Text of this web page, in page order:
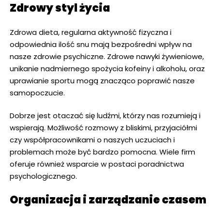
Zdrowy styl życia
Zdrowa dieta, regularna aktywność fizyczna i
odpowiednia ilość snu mają bezpośredni wpływ na
nasze zdrowie psychiczne. Zdrowe nawyki żywieniowe,
unikanie nadmiernego spożycia kofeiny i alkoholu, oraz
uprawianie sportu mogą znacząco poprawić nasze
samopoczucie.
Dobrze jest otaczać się ludźmi, którzy nas rozumieją i
wspierają. Możliwość rozmowy z bliskimi, przyjaciółmi
czy współpracownikami o naszych uczuciach i
problemach może być bardzo pomocna. Wiele firm
oferuje również wsparcie w postaci poradnictwa
psychologicznego.
Organizacja i zarządzanie czasem